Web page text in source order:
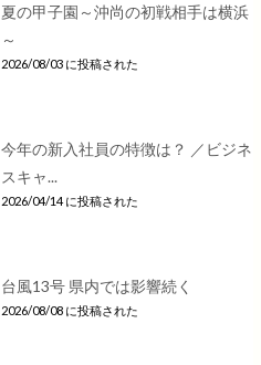
夏の甲子園～沖尚の初戦相手は横浜
～
2026/08/03 に投稿された
今年の新入社員の特徴は？ ／ビジネ
スキャ...
2026/04/14 に投稿された
台風13号 県内では影響続く
2026/08/08 に投稿された